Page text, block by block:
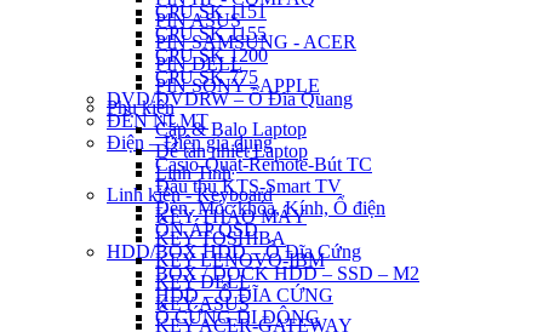
CPU SK 1151
CPU SK 1155
CPU SK 1200
CPU SK 775
DVD/DVDRW – Ổ Đĩa Quang
ĐÈN NLMT
Điện – Điện gia dụng
Casio-Quạt-Remote-Bút TC
Đầu thu KTS-Smart TV
Đèn, Móc khóa, Kính, Ổ điện
ỔN ÁP QSD
HDD/BOX HDD – Ổ Đĩa Cứng
BOX / DOCK HDD – SSD – M2
HDD – Ổ ĐĨA CỨNG
Ổ CỨNG DI ĐỘNG
PIN ASUS
PIN SAMSUNG - ACER
PIN DELL
PIN SONY - APPLE
Phụ kiện
Cặp & Balo Laptop
Đế tản nhiệt Laptop
Linh Tinh
Linh kiện - Keyboard
KEY THÁO MÁY
KEY TOSHIBA
KEY LENOVO-IBM
KEY DELL
KEY ASUS
KEY ACER-GATEWAY